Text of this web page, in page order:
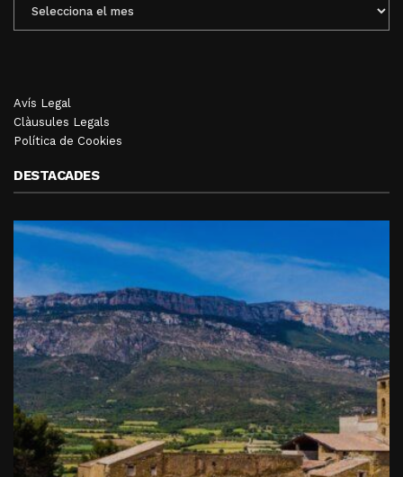
MENSUALS
Avís Legal
Clàusules Legals
Política de Cookies
DESTACADES